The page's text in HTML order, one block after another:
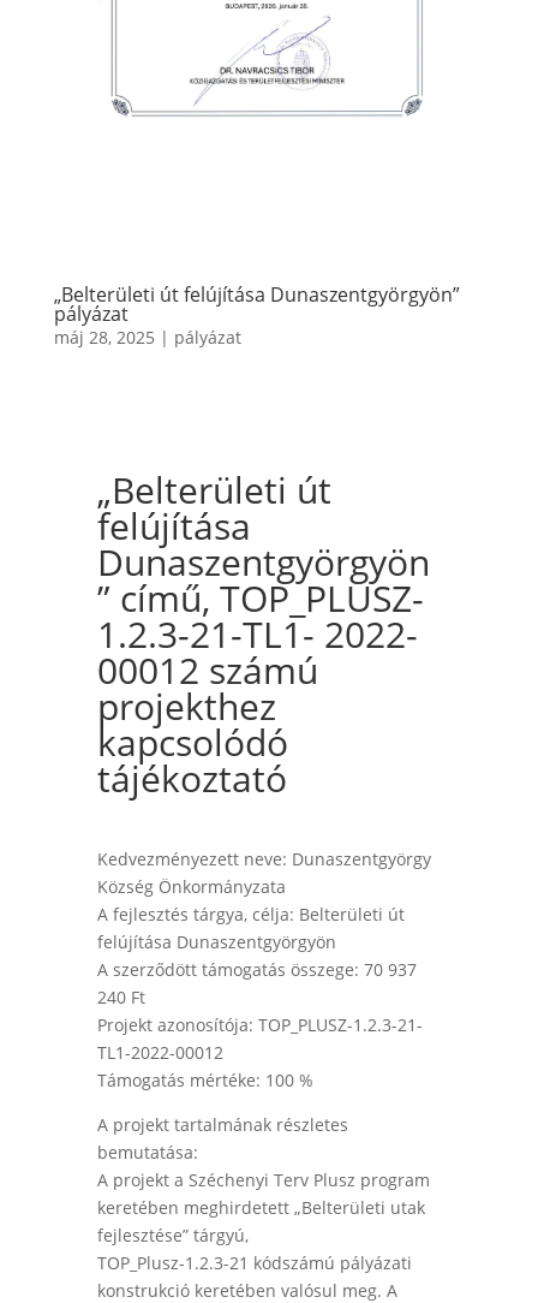
„Belterületi út felújítása Dunaszentgyörgyön”
pályázat
máj 28, 2025 | pályázat
„Belterületi út
felújítása
Dunaszentgyörgyön
” című, TOP_PLUSZ-
1.2.3-21-TL1- 2022-
00012 számú
projekthez
kapcsolódó
tájékoztató
Kedvezményezett neve: Dunaszentgyörgy
Község Önkormányzata
A fejlesztés tárgya, célja: Belterületi út
felújítása Dunaszentgyörgyön
A szerződött támogatás összege: 70 937
240 Ft
Projekt azonosítója: TOP_PLUSZ-1.2.3-21-
TL1-2022-00012
Támogatás mértéke: 100 %
A projekt tartalmának részletes
bemutatása:
A projekt a Széchenyi Terv Plusz program
keretében meghirdetett „Belterületi utak
fejlesztése” tárgyú,
TOP_Plusz-1.2.3-21 kódszámú pályázati
konstrukció keretében valósul meg. A